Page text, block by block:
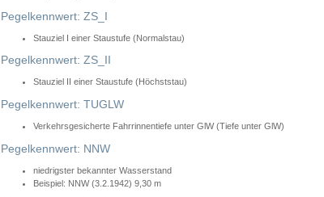
Pegelkennwert: ZS_I
Stauziel I einer Staustufe (Normalstau)
Pegelkennwert: ZS_II
Stauziel II einer Staustufe (Höchststau)
Pegelkennwert: TUGLW
Verkehrsgesicherte Fahrrinnentiefe unter GlW (Tiefe unter GlW)
Pegelkennwert: NNW
niedrigster bekannter Wasserstand
Beispiel: NNW (3.2.1942) 9,30 m